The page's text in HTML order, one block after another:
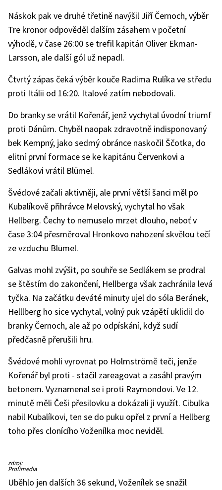
Náskok pak ve druhé třetině navýšil Jiří Černoch, výběr
Tre kronor odpověděl dalším zásahem v početní
výhodě, v čase 26:00 se trefil kapitán Oliver Ekman-
Larsson, ale další gól už nepadl.
Čtvrtý zápas čeká výběr kouče Radima Rulíka ve středu
proti Itálii od 16:20. Italové zatím nebodovali.
Do branky se vrátil Kořenář, jenž vychytal úvodní triumf
proti Dánům. Chyběl naopak zdravotně indisponovaný
bek Kempný, jako sedmý obránce naskočil Ščotka, do
elitní první formace se ke kapitánu Červenkovi a
Sedlákovi vrátil Blümel.
Švédové začali aktivněji, ale první větší šanci měl po
Kubalíkově přihrávce Melovský, vychytal ho však
Hellberg. Čechy to nemuselo mrzet dlouho, neboť v
čase 3:04 přesměroval Hronkovo nahození skvělou tečí
ze vzduchu Blümel.
Galvas mohl zvýšit, po souhře se Sedlákem se prodral
se štěstím do zakončení, Hellberga však zachránila levá
tyčka. Na začátku deváté minuty ujel do sóla Beránek,
Helllberg ho sice vychytal, volný puk vzápětí uklidil do
branky Černoch, ale až po odpískání, když sudí
předčasně přerušili hru.
Švédové mohli vyrovnat po Holmströmě teči, jenže
Kořenář byl proti - stačil zareagovat a zasáhl pravým
betonem. Vyznamenal se i proti Raymondovi. Ve 12.
minutě měli Češi přesilovku a dokázali ji využít. Cibulka
nabil Kubalíkovi, ten se do puku opřel z první a Hellberg
toho přes clonícího Voženílka moc neviděl.
zdroj:
Profimedia
Uběhlo jen dalších 36 sekund, Voženílek se snažil